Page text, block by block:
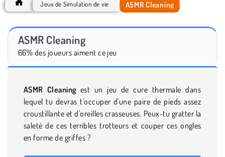
Jeux de Simulation de vie ASMR Cleaning
ASMR Cleaning
66% des joueurs aiment ce jeu
ASMR Cleaning est un jeu de cure thermale dans
lequel tu devras t'occuper d'une paire de pieds assez
croustillante et d'oreilles crasseuses. Peux-tu gratter la
saleté de ces terribles trotteurs et couper ces ongles
en forme de griffes ?